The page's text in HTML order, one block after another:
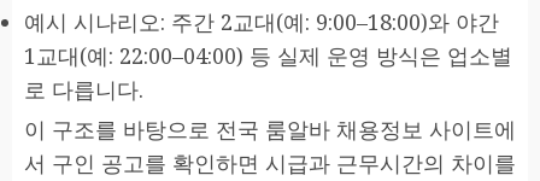
예시 시나리오: 주간 2교대(예: 9:00–18:00)와 야간
1교대(예: 22:00–04:00) 등 실제 운영 방식은 업소별
로 다릅니다.
이 구조를 바탕으로 전국 룸알바 채용정보 사이트에
서 구인 공고를 확인하면 시급과 근무시간의 차이를